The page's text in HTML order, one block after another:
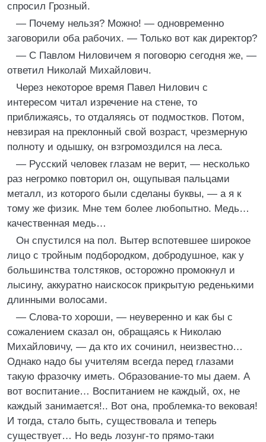
спросил Грозный.
— Почему нельзя? Можно! — одновременно
заговорили оба рабочих. — Только вот как директор?
— С Павлом Ниловичем я поговорю сегодня же, —
ответил Николай Михайлович.
Через некоторое время Павел Нилович с
интересом читал изречение на стене, то
приближаясь, то отдаляясь от подмостков. Потом,
невзирая на преклонный свой возраст, чрезмерную
полноту и одышку, он взгромоздился на леса.
— Русский человек глазам не верит, — несколько
раз негромко повторил он, ощупывая пальцами
металл, из которого были сделаны буквы, — а я к
тому же физик. Мне тем более любопытно. Медь…
качественная медь…
Он спустился на пол. Вытер вспотевшее широкое
лицо с тройным подбородком, добродушное, как у
большинства толстяков, осторожно промокнул и
лысину, аккуратно наискосок прикрытую реденькими
длинными волосами.
— Слова-то хороши, — неуверенно и как бы с
сожалением сказал он, обращаясь к Николаю
Михайловичу, — да кто их сочинил, неизвестно…
Однако надо бы учителям всегда перед глазами
такую фразочку иметь. Образование-то мы даем. А
вот воспитание… Воспитанием не каждый, ох, не
каждый занимается!.. Вот она, проблемка-то вековая!
И тогда, стало быть, существовала и теперь
существует… Но ведь лозунг-то прямо-таки